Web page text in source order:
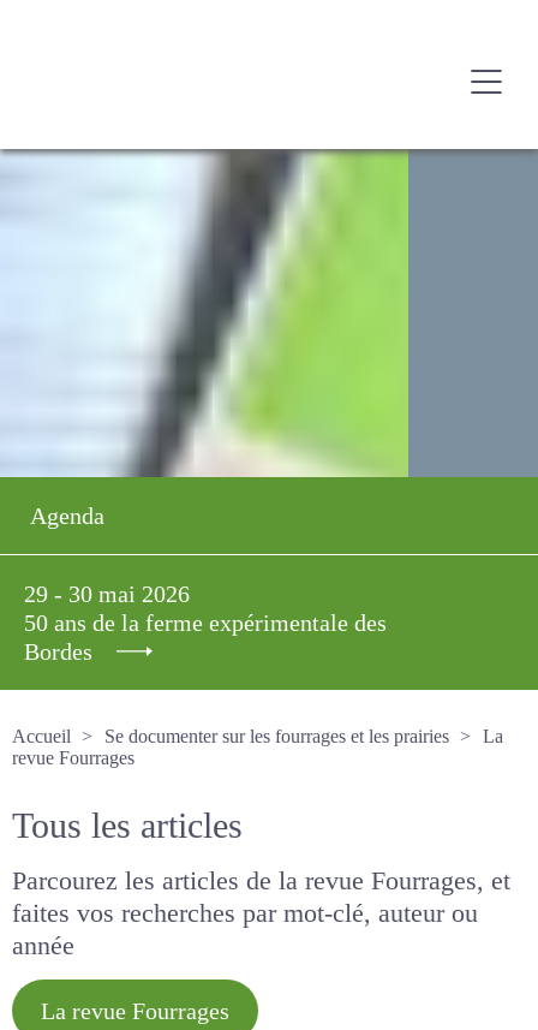
Agenda
29 - 30 mai 2026
50 ans de la ferme expérimentale des
Bordes
Accueil
Se documenter sur les fourrages et les prairies
La revue Fourrages
Tous les articles
Parcourez les articles de la revue Fourrages, et
faites vos recherches par mot-clé, auteur ou
année
La revue Fourrages